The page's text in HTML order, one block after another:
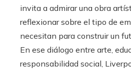
invita a admirar una obra
reflexionar sobre el tipo de
necesitan para construir un
En ese diálogo entre arte,
responsabilidad social,